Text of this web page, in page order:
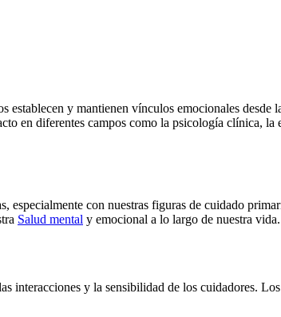
y mantienen vínculos emocionales desde
en diferentes campos como la psicología clínica, la
especialmente con nuestras figuras de cuidado
Salud mental y emocional a lo largo de nuestra vida.
interacciones y la sensibilidad de los cuidadores.